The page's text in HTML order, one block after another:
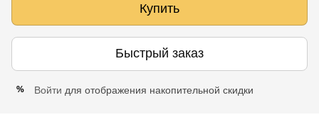
Купить
Быстрый заказ
% Войти для отображения накопительной скидки